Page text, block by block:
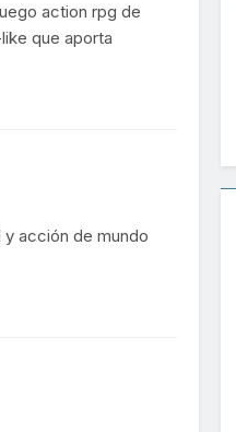
action rpg de
que aporta
y acción de mundo